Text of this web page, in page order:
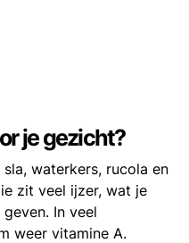
je gezicht?
waterkers, rucola en
zit veel ijzer, wat je
In veel
weer vitamine A.